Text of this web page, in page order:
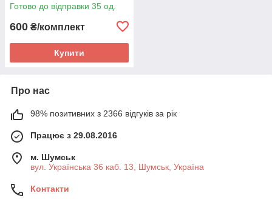
Готово до відправки 35 од.
600 ₴/комплект
Купити
Про нас
98% позитивних з 2366 відгуків за рік
Працює з 29.08.2016
м. Шумськ
вул. Українська 36 каб. 13, Шумськ, Україна
Контакти